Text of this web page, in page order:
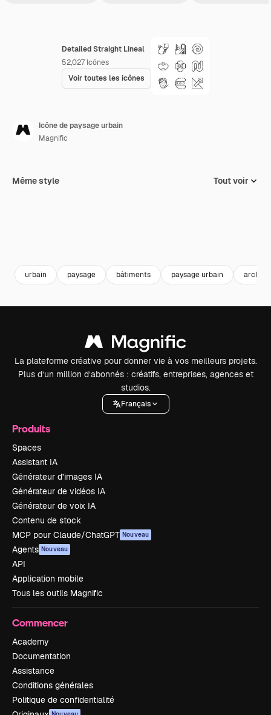
Detailed Straight Lineal
52,027 Icônes
Voir toutes les icônes
Icône de paysage urbain
Magnific
Même style Tout voir
urbain paysage bâtiments paysage urbain
La plateforme créative pour donner vie à vos meilleurs projets.
Plus d’un million d’abonnés : créatifs, entreprises, agences et
studios.
Français
Produits
Spaces
Assistant IA
Générateur d’images IA
Générateur de vidéos IA
Générateur de voix IA
Contenu de stock
MCP pour Claude/ChatGPT Nouveau
Agents Nouveau
API
Application mobile
Tous les outils Magnific
Commencer
Academy
Documentation
Assistance
Conditions générales
Politique de confidentialité